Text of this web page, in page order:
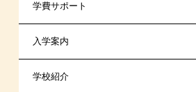
医療事務系
保育士・幼稚園教諭系
マンガ・イラスト系
学費サポート
高等教育の修学支援新制度
日本学生支援機構の奨学金
入学案内
一般入学
学校紹介